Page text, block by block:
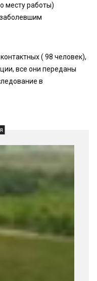
месту работы)
( 98 человек),
все они переданы
в